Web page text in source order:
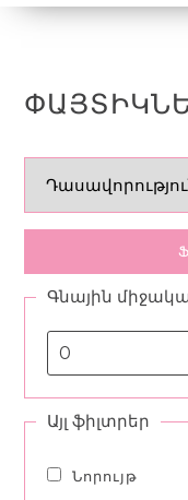
Գնային
Այլ ֆիլտրեր
Նորույթ